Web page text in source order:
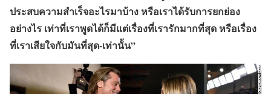
ประสบความสำเร็จอะไรมาบ้าง หรือเราได้รับการยกย่อง
อย่างไร เท่าที่เราพูดได้ก็มีแต่เรื่องที่เรารักมากที่สุด หรือเรื่อง
ที่เราเสียใจกับมันที่สุด-เท่านั้น”